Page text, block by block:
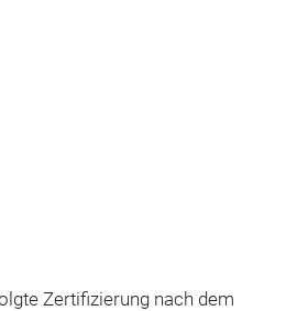
Zertifizierung nach dem